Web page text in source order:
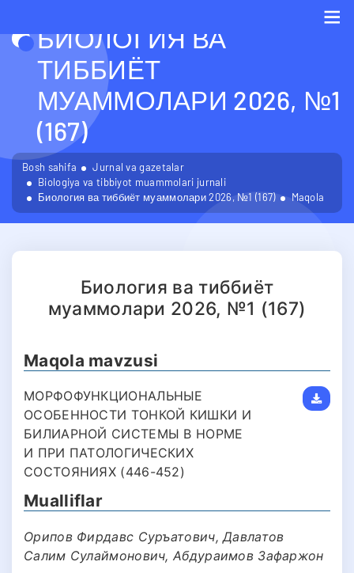
БИОЛОГИЯ ВА
ТИББИЁТ
МУАММОЛАРИ 2026, №1
(167)
Bosh sahifa
Jurnal va gazetalar
Biologiya va tibbiyot muammolari jurnali
Биология ва тиббиёт муаммолари 2026, №1 (167)
Maqola
Биология ва тиббиёт
муаммолари 2026, №1 (167)
Maqola mavzusi
МОРФОФУНКЦИОНАЛЬНЫЕ
ОСОБЕННОСТИ ТОНКОЙ КИШКИ И
БИЛИАРНОЙ СИСТЕМЫ В НОРМЕ
И ПРИ ПАТОЛОГИЧЕСКИХ
СОСТОЯНИЯХ (446-452)
Mualliflar
Орипов Фирдавс Суръатович, Давлатов
Салим Сулаймонович, Абдураимов Зафаржон